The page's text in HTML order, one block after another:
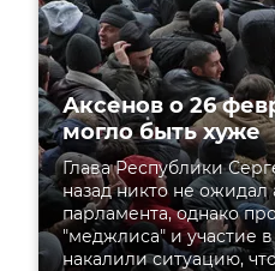
Аксенов о 26
могло быть хуже
Глава Республики
назад никто не ожидал
парламента, однако
"меджлиса" и участие
накалили ситуацию,